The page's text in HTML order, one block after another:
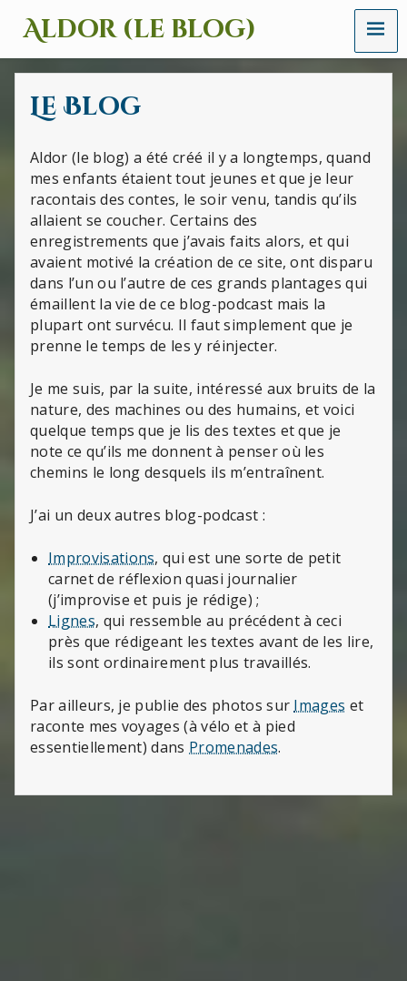
Aldor (le blog)
Un
site
avec
des
mots,
images
et
des
sons
MENU
Le Blog
Aldor (le blog) a été créé il y a longtemps, quand
mes enfants étaient tout jeunes et que je leur
racontais des contes, le soir venu, tandis qu’ils
allaient se coucher. Certains des
enregistrements que j’avais faits alors, et qui
avaient motivé la création de ce site, ont disparu
dans l’un ou l’autre de ces grands plantages qui
émaillent la vie de ce blog-podcast mais la
plupart ont survécu. Il faut simplement que je
prenne le temps de les y réinjecter.
Je me suis, par la suite, intéressé aux bruits de la
nature, des machines ou des humains, et voici
quelque temps que je lis des textes et que je
note ce qu’ils me donnent à penser où les
chemins le long desquels ils m’entraînent.
J’ai un deux autres blog-podcast :
Improvisations, qui est une sorte de petit
carnet de réflexion quasi journalier
(j’improvise et puis je rédige) ;
Lignes, qui ressemble au précédent à ceci
près que rédigeant les textes avant de les lire,
ils sont ordinairement plus travaillés.
Par ailleurs, je publie des photos sur Images et
raconte mes voyages (à vélo et à pied
essentiellement) dans Promenades.